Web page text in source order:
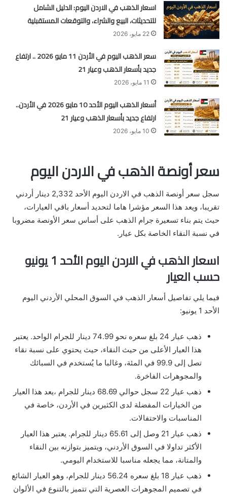
اسعار الذهب في الاردن اليوم: الدليل الشامل
للتحديثات، البيع والشراء، والتوقعات المستقبلية
22 مايو، 2026
سعر الذهب اليوم في الأردن 11 مايو 2026 .. ارتفاع
جديد بأسعار الذهب وعيار 21
11 مايو، 2026
أسعار الذهب اليوم الأحد 10 مايو 2026 في الأردن..
ارتفاع جديد بأسعار الذهب وعيار 21
10 مايو، 2026
سعر أونصة الذهب في الاردن اليوم
سجل سعر أونصة الذهب في الاردن اليوم الأحد 2,332 دينار أردني
تقريبا، ويعد هذا السعر مؤشرا هاما لتحديد أسعار باقي العيارات،
حيث يتم بناء تسعيرة جرام الذهب على أساس سعر الأونصة مضروبا
في نسبة النقاء الخاصة بكل عيار.
اسعار الذهب في الاردن اليوم الأحد 1 يونيو
حسب العيار
فيما يلي تفاصيل أسعار الذهب في السوق المحلي الأردني اليوم
الأحد 1 يونيو:
ذهب عيار 24 بلغ سعره نحو 74.99 دينار للجرام الواحد. يعتبر
هذا العيار الأعلى من حيث النقاء، حيث يحتوي على نسبة نقاء
تصل إلى 99.9 في المئة، وغالبا ما يُستخدم في السبائك
والمجوهرات الفاخرة.
ذهب عيار 22 سجل حوالي 68.69 دينار للجرام ،يعد هذا العيار
من الخيارات المفضلة لدى الكثيرين في الأردن، خاصة في
المناسبات والاحتفالات.
ذهب عيار 21 وصل إلى 65.61 دينار للجرام. يعتبر هذا العيار
الأكثر تداولا في السوق الأردني، ويتميز بتوازنه بين النقاء
والمتانة، مما يجعله مناسبا للاستخدام اليومي.
ذهب عيار 18 بلغ سعره 56.24 دينار للجرام، وهو العيار الشائع
في تصميم المجوهرات العصرية التي تتميز بالتنوع في الألوان